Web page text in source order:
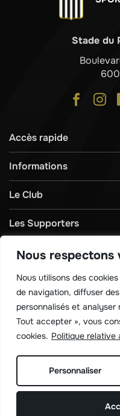
Nous respectons
Nous utilisons des
de navigation, diffuser
personnalisés et
Tout accepter », vous
cookies. Politique relative
Personnaliser
Stade du
Accès rapide
Informations
Le Club
Les Supporters
Télécharger
Règlements & Sécurité